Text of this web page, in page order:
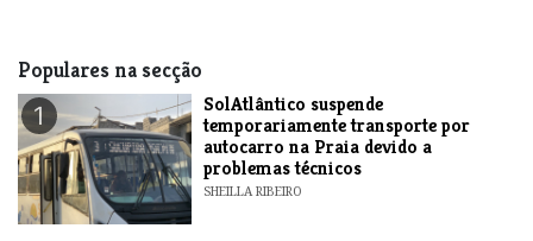
Populares na secção
1
SolAtlântico suspende
temporariamente transporte por
autocarro na Praia devido a
problemas técnicos
SHEILLA RIBEIRO